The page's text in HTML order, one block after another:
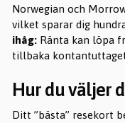
Norwegian och
vilket sparar dig
ihåg:Ränta kan löpa
tillbaka
Hur du väljer
Ditt ”bästa” resekort